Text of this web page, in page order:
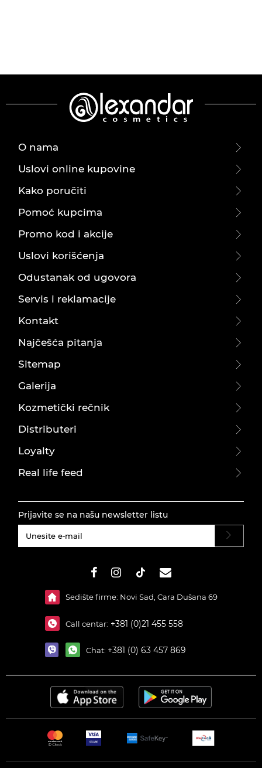
O nama
Uslovi online kupovine
Kako poručiti
Pomoć kupcima
Promo kod i akcije
Uslovi korišćenja
Odustanak od ugovora
Servis i reklamacije
Kontakt
Najčešća pitanja
Sitemap
Galerija
Kozmetički rečnik
Distributeri
Loyalty
Real life feed
Prijavite se na našu newsletter listu
Sedište firme: Novi Sad, Cara Dušana 69
Call centar: +381 (0)21 455 558
Chat: +381 (0) 63 457 869